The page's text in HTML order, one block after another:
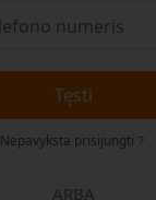
Tęsti
Nepavyksta prisijungti？
ARBA